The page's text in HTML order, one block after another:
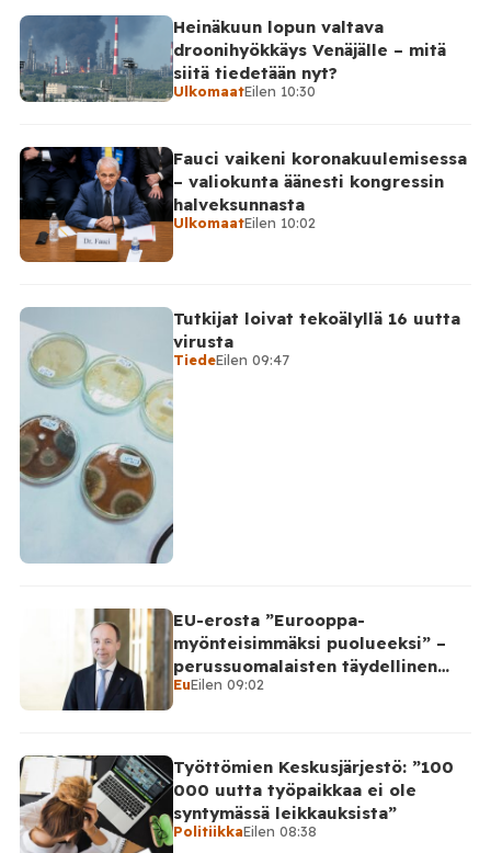
miehittämätöntä ilma-alusta torstai-illan 6. elokuuta
ja perjantaiaamun 7. elokuuta välisenä aikana.
Ministeriön ilmoitus koskee aikaväliä kello 20–08
Moskovan aikaa. Ministeriön mukaan drooneja
torjuttiin […]
Heinäkuun lopun valtava
droonihyökkäys Venäjälle – mitä
siitä tiedetään nyt?
UlkomaatEilen 10:30
Fauci vaikeni koronakuulemisessa
– valiokunta äänesti kongressin
halveksunnasta
UlkomaatEilen 10:02
Tutkijat loivat tekoälyllä 16 uutta
virusta
TiedeEilen 09:47
EU-erosta ”Eurooppa-
myönteisimmäksi puolueeksi” –
perussuomalaisten täydellinen
takinkääntö
EuEilen 09:02
Työttömien Keskusjärjestö: ”100
000 uutta työpaikkaa ei ole
syntymässä leikkauksista”
PolitiikkaEilen 08:38